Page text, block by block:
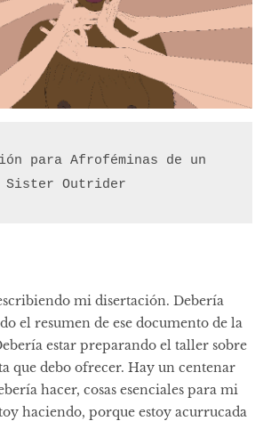
Sister Outrider
mi disertación. Debería
el resumen de ese documento de la
estar preparando el taller sobre
que debo ofrecer. Hay un centenar
hacer, cosas esenciales para mi
haciendo, porque estoy acurrucada